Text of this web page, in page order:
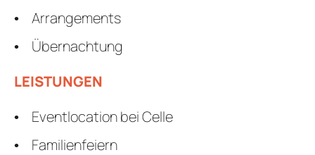
Arrangements
Übernachtung
LEISTUNGEN
Eventlocation bei Celle
Familienfeiern